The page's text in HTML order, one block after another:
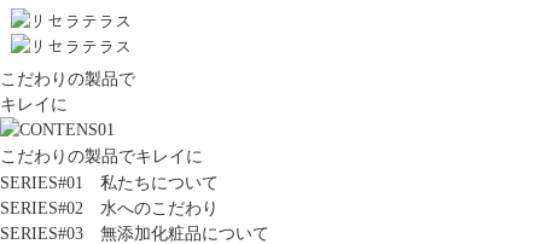
こだわりの製品で
キレイに
こだわりの製品でキレイに
SERIES#01 私たちについて
SERIES#02 水へのこだわり
SERIES#03 無添加化粧品について